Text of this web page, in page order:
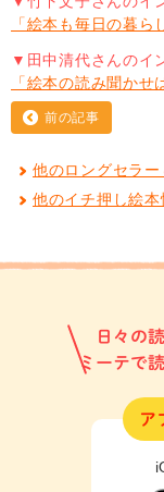
「絵本も毎日の暮ら
▼田中清代さんのイ
「絵本の読み聞かせ
前の記事
他のロングセラ
他のイチ押し絵
日々の
ミーテで
ア